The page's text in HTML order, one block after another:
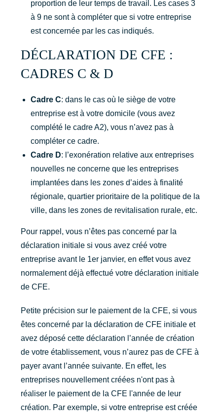
proportion de leur temps de travail. Les cases 3
à 9 ne sont à compléter que si votre entreprise
est concernée par les cas indiqués.
DÉCLARATION DE CFE :
CADRES C & D
Cadre C: dans le cas où le siège de votre
entreprise est à votre domicile (vous avez
complété le cadre A2), vous n’avez pas à
compléter ce cadre.
Cadre D: l’exonération relative aux entreprises
nouvelles ne concerne que les entreprises
implantées dans les zones d’aides à finalité
régionale, quartier prioritaire de la politique de la
ville, dans les zones de revitalisation rurale, etc.
Pour rappel, vous n’êtes pas concerné par la
déclaration initiale si vous avez créé votre
entreprise avant le 1er janvier, en effet vous avez
normalement déjà effectué votre déclaration initiale
de CFE.
Petite précision sur le paiement de la CFE, si vous
êtes concerné par la déclaration de CFE initiale et
avez déposé cette déclaration l’année de création
de votre établissement, vous n’aurez pas de CFE à
payer avant l’année suivante. En effet, les
entreprises nouvellement créées n'ont pas à
réaliser le paiement de la CFE l'année de leur
création. Par exemple, si votre entreprise est créée